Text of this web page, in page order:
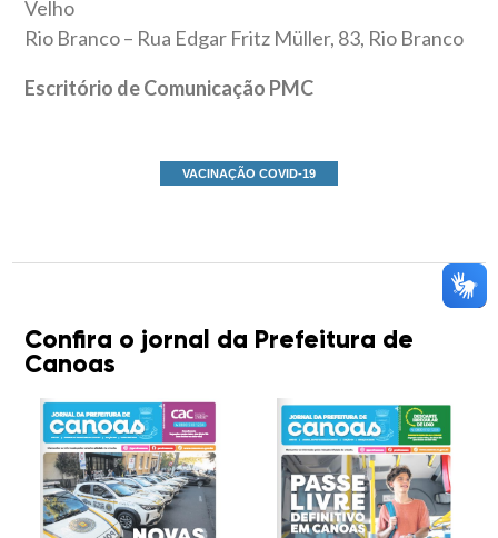
Velho
Rio Branco – Rua Edgar Fritz Müller, 83, Rio Branco
Escritório de Comunicação PMC
VACINAÇÃO COVID-19
Confira o jornal da Prefeitura de
Canoas